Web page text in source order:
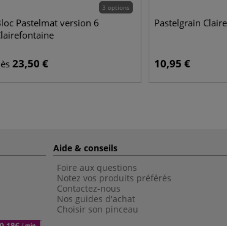
3 options
Pastelmat version 6
23,50 €
Pastelgrain
10,95 €
Aide & conseils
Foire aux questions
Notez vos produits préférés
Contactez-nous
Nos guides d'achat
Choisir son pinceau